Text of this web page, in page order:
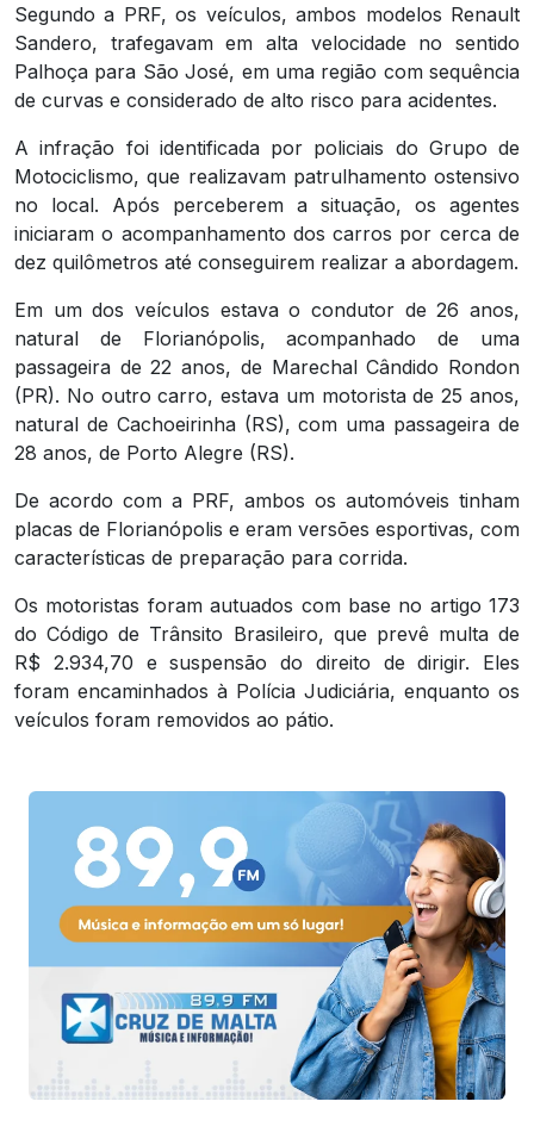
Segundo a PRF, os veículos, ambos modelos Renault
Sandero, trafegavam em alta velocidade no sentido
Palhoça para São José, em uma região com sequência
de curvas e considerado de alto risco para acidentes.
A infração foi identificada por policiais do Grupo de
Motociclismo, que realizavam patrulhamento ostensivo
no local. Após perceberem a situação, os agentes
iniciaram o acompanhamento dos carros por cerca de
dez quilômetros até conseguirem realizar a abordagem.
Em um dos veículos estava o condutor de 26 anos,
natural de Florianópolis, acompanhado de uma
passageira de 22 anos, de Marechal Cândido Rondon
(PR). No outro carro, estava um motorista de 25 anos,
natural de Cachoeirinha (RS), com uma passageira de
28 anos, de Porto Alegre (RS).
De acordo com a PRF, ambos os automóveis tinham
placas de Florianópolis e eram versões esportivas, com
características de preparação para corrida.
Os motoristas foram autuados com base no artigo 173
do Código de Trânsito Brasileiro, que prevê multa de
R$ 2.934,70 e suspensão do direito de dirigir. Eles
foram encaminhados à Polícia Judiciária, enquanto os
veículos foram removidos ao pátio.